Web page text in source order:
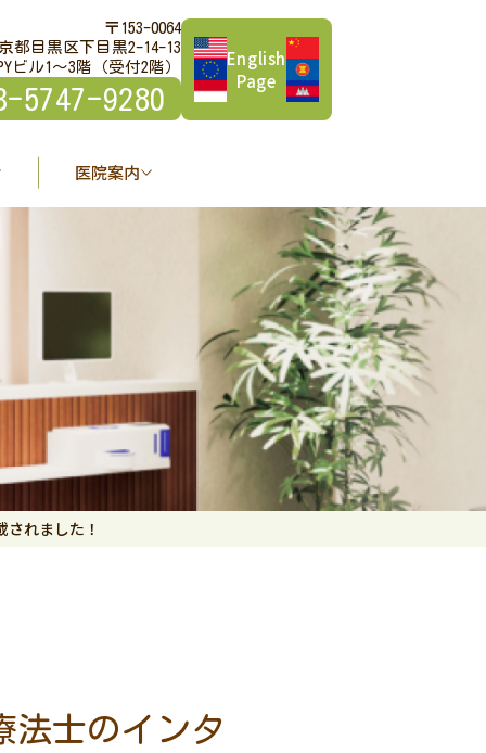
〒153-0064
都目黒区下目黒2-14-13
ビル1～3階（受付2階）
5747-9280
English
Page
医院案内
れました！
法士のインタ